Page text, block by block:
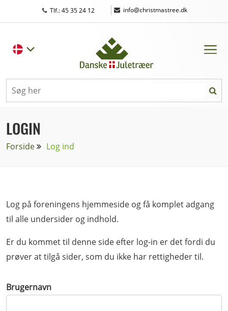
Tlf.: 45 35 24 12 | info@christmastree.dk
LOGIN
Forside Log ind
Log på foreningens hjemmeside og få komplet adgang
til alle undersider og indhold.
Er du kommet til denne side efter log-in er det fordi du
prøver at tilgå sider, som du ikke har rettigheder til.
Brugernavn